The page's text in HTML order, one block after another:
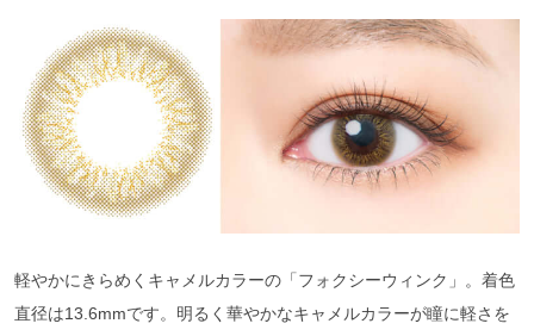
軽やかにきらめくキャメルカラーの「フォクシーウィンク」。着色
直径は13.6mmです。明るく華やかなキャメルカラーが瞳に軽さを